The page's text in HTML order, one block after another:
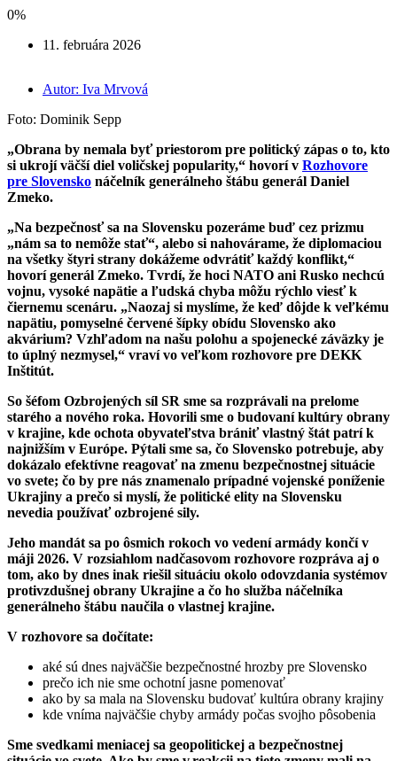
0%
11. februára 2026
Autor: Iva Mrvová
Foto: Dominik Sepp
„Obrana by nemala byť priestorom pre politický zápas o to, kto
si ukrojí väčší diel voličskej popularity,“ hovorí v Rozhovore
pre Slovensko náčelník generálneho štábu generál Daniel
Zmeko.
„Na bezpečnosť sa na Slovensku pozeráme buď cez prizmu
„nám sa to nemôže stať“, alebo si nahovárame, že diplomaciou
na všetky štyri strany dokážeme odvrátiť každý konflikt,“
hovorí generál Zmeko. Tvrdí, že hoci NATO ani Rusko nechcú
vojnu, vysoké napätie a ľudská chyba môžu rýchlo viesť k
čiernemu scenáru. „Naozaj si myslíme, že keď dôjde k veľkému
napätiu, pomyselné červené šípky obídu Slovensko ako
akvárium? Vzhľadom na našu polohu a spojenecké záväzky je
to úplný nezmysel,“ vraví vo veľkom rozhovore pre DEKK
Inštitút.
So šéfom Ozbrojených síl SR sme sa rozprávali na prelome
starého a nového roka. Hovorili sme o budovaní kultúry obrany
v krajine, kde ochota obyvateľstva brániť vlastný štát patrí k
najnižším v Európe. Pýtali sme sa, čo Slovensko potrebuje, aby
dokázalo efektívne reagovať na zmenu bezpečnostnej situácie
vo svete; čo by pre nás znamenalo prípadné vojenské poníženie
Ukrajiny a prečo si myslí, že politické elity na Slovensku
nevedia používať ozbrojené sily.
Jeho mandát sa po ôsmich rokoch vo vedení armády končí v
máji 2026. V rozsiahlom nadčasovom rozhovore rozpráva aj o
tom, ako by dnes inak riešil situáciu okolo odovzdania systémov
protivzdušnej obrany Ukrajine a čo ho služba náčelníka
generálneho štábu naučila o vlastnej krajine.
V rozhovore sa dočítate:
aké sú dnes najväčšie bezpečnostné hrozby pre Slovensko
prečo ich nie sme ochotní jasne pomenovať
ako by sa mala na Slovensku budovať kultúra obrany krajiny
kde vníma najväčšie chyby armády počas svojho pôsobenia
Sme svedkami meniacej sa geopolitickej a bezpečnostnej